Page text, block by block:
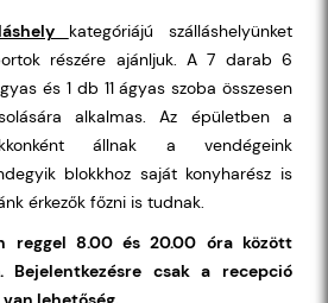
kategóriájú szálláshelyünket
részére ajánljuk. A 7 darab 6
és 1 db 11 ágyas szoba összesen
alkalmas. Az épületben a
állnak a vendégeink
blokkhoz saját konyharész is
érkezők főzni is tudnak.
reggel 8.00 és 20.00 óra között
Bejelentkezésre csak a recepció